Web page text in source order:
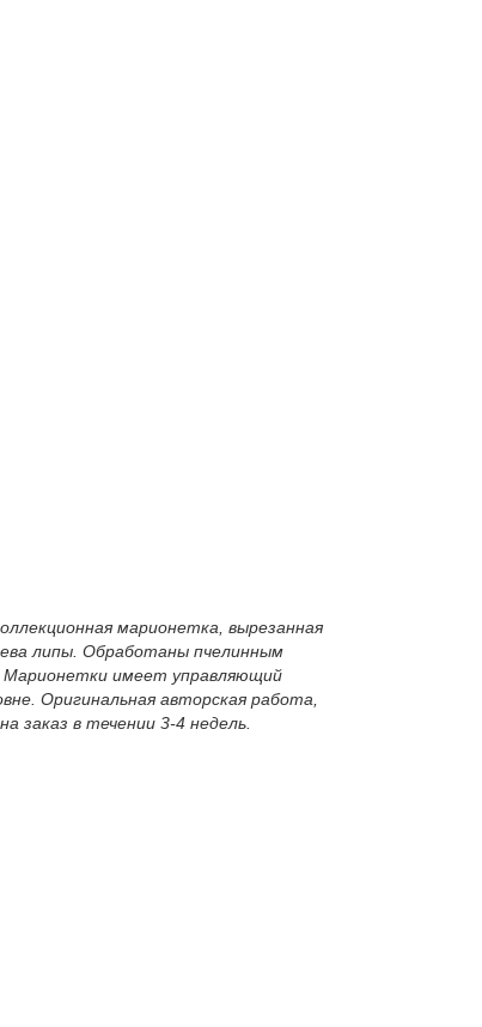
марионетка, вырезанная
липы. Обработаны пчелинным
Марионетки имеет управляющий
Оригинальная авторская работа,
заказ в течении 3-4 недель.